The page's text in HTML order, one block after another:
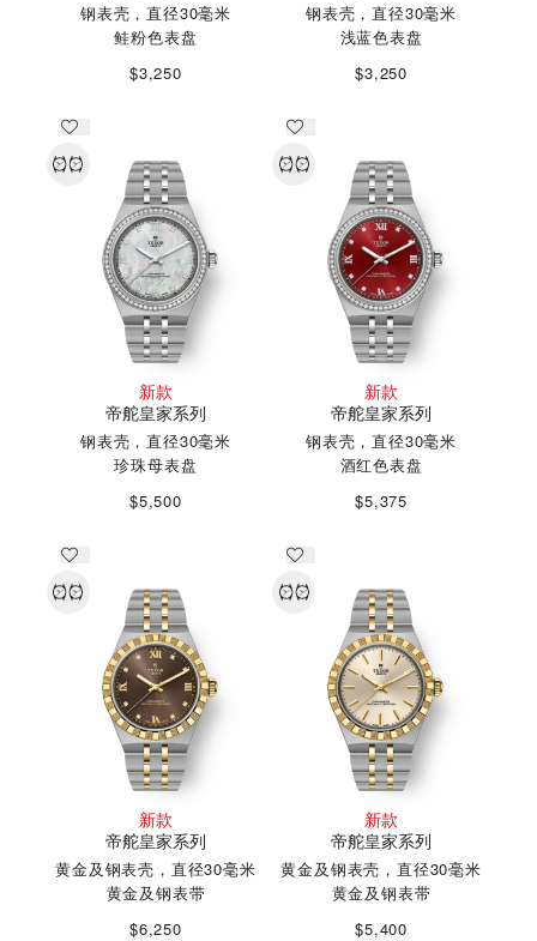
钢表壳，直径30毫米
鲑粉色表盘
$3,250
钢表壳，直径30毫米
浅蓝色表盘
$3,250
新款
帝舵皇家系列
钢表壳，直径30毫米
珍珠母表盘
$5,500
新款
帝舵皇家系列
钢表壳，直径30毫米
酒红色表盘
$5,375
新款
帝舵皇家系列
黄金及钢表壳，直径30毫米
黄金及钢表带
$6,250
新款
帝舵皇家系列
黄金及钢表壳，直径30毫米
黄金及钢表带
$5,400